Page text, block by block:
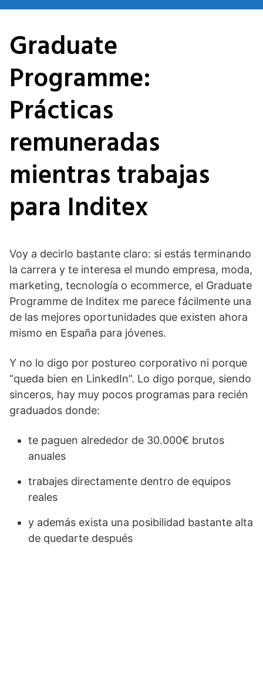
Saltar
contenido
Graduate
Programme:
Prácticas
remuneradas
mientras trabajas
para Inditex
Voy a decirlo bastante claro: si estás terminando
la carrera y te interesa el mundo empresa, moda,
marketing, tecnología o ecommerce, el Graduate
Programme de Inditex me parece fácilmente una
de las mejores oportunidades que existen ahora
mismo en España para jóvenes.
Y no lo digo por postureo corporativo ni porque
“queda bien en LinkedIn”. Lo digo porque, siendo
sinceros, hay muy pocos programas para recién
graduados donde:
te paguen alrededor de 30.000€ brutos
anuales
trabajes directamente dentro de equipos
reales
y además exista una posibilidad bastante alta
de quedarte después